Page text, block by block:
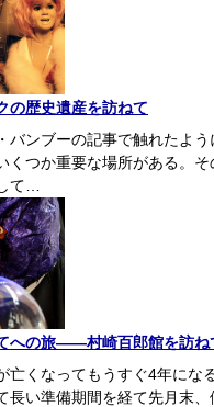
の歴史遺産を訪ねて
バンブーの記事で触れたよ
くつか重要な場所がある。
て…
への旅――村崎百郎館を訪ね
亡くなってもうすぐ4年にな
長い準備期間を経て先月末